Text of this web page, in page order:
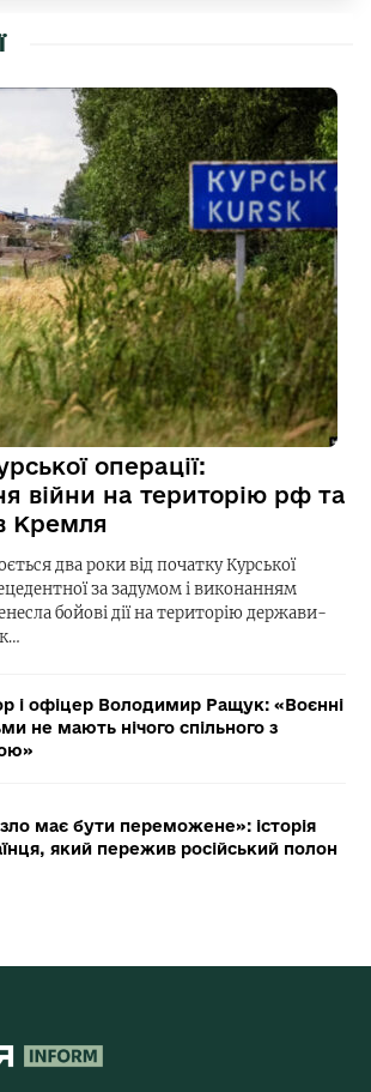
операції:
війни на територію рф та
Кремля
два роки від початку Курської
за задумом і виконанням
бойові дії на територію держави-
і офіцер Володимир Ращук: «Воєнні
не мають нічого спільного з
має бути переможене»: історія
який пережив російський полон